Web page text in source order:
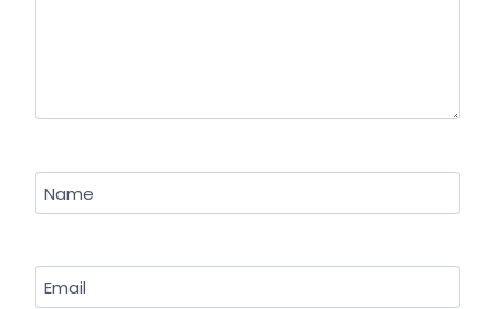
Name
Email